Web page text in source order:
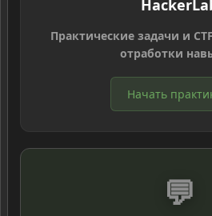
Практические задачи и
отработки
Начать
💬